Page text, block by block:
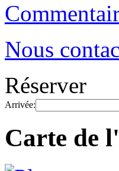
Nous
Réserver
Arrivée:
Carte de